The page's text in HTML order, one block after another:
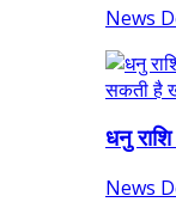
News
धनु
News